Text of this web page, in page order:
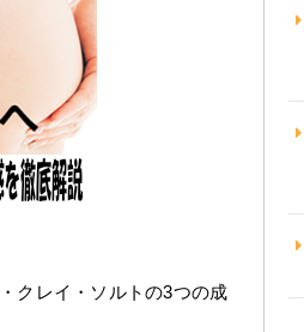
クレイ・ソルトの3つの成